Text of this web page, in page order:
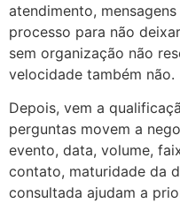
atendimento,
processo para não
sem organização não
velocidade também não.
Depois, vem a
perguntas movem a
evento, data, volume,
contato, maturidade da
consultada ajudam a